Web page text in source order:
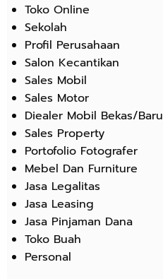
Toko Online
Sekolah
Profil Perusahaan
Salon Kecantikan
Sales Mobil
Sales Motor
Diealer Mobil Bekas/Baru
Sales Property
Portofolio Fotografer
Mebel Dan Furniture
Jasa Legalitas
Jasa Leasing
Jasa Pinjaman Dana
Toko Buah
Personal